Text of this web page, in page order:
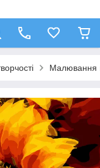
Малювання